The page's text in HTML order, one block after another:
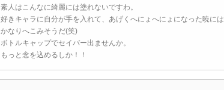
素人はこんなに綺麗には塗れないですわ。
好きキャラに自分が手を入れて、あげくへにょへにょになった暁には
かなりへこみそうだ(笑)
ボトルキャップでセイバー出ませんか。
もっと念を込めるしか！！